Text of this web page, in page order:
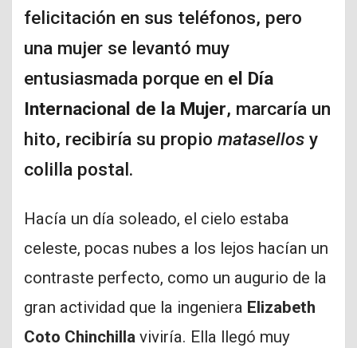
felicitación en sus teléfonos, pero
una mujer se levantó muy
entusiasmada porque en el Día
Internacional de la Mujer, marcaría un
hito, recibiría su propio matasellos y
colilla postal.
Hacía un día soleado, el cielo estaba
celeste, pocas nubes a los lejos hacían un
contraste perfecto, como un augurio de la
gran actividad que la ingeniera Elizabeth
Coto Chinchilla viviría. Ella llegó muy